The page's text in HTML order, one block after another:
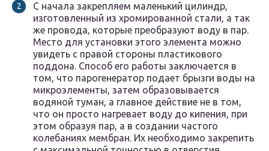
С начала закрепляем маленький цилиндр,
изготовленный из хромированной стали, а так
же провода, которые преобразуют воду в пар.
Место для установки этого элемента можно
увидеть с правой стороны пластикового
поддона. Способ его работы заключается в
том, что парогенератор подает брызги воды на
микроэлементы, затем образовывается
водяной туман, а главное действие не в том,
что он просто нагревает воду до кипения, при
этом образуя пар, а в создании частого
колебаниях мембран. Их необходимо закрепить